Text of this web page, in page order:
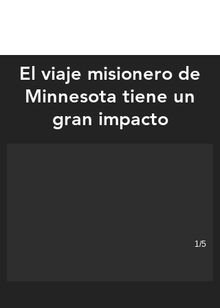
El viaje misionero de
Minnesota tiene un
gran impacto
1/5